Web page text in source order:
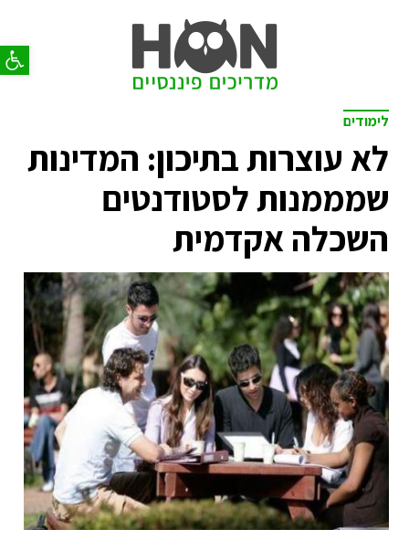
פתח
לימודים
לא עוצרות בתיכון: המדינות
שמממנות לסטודנטים
השכלה אקדמית